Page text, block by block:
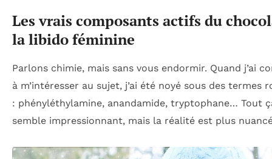
Les vrais composants actifs du
la libido féminine
Parlons chimie, mais sans vous endormir. Quand j’ai
à m’intéresser au sujet, j’ai été noyé sous des termes
: phényléthylamine, anandamide, tryptophane… Tout
semble impressionnant, mais la réalité est plus